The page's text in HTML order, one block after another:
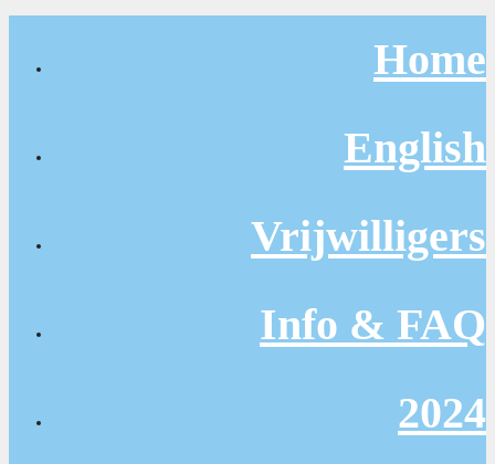
Home
English
Vrijwilligers
Info & FAQ
2024